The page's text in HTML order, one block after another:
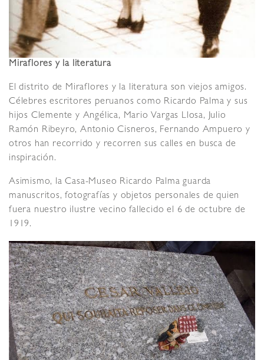
Miraflores y la literatura
El distrito de Miraflores y la literatura son viejos amigos.
Célebres escritores peruanos como Ricardo Palma y sus
hijos Clemente y Angélica, Mario Vargas Llosa, Julio
Ramón Ribeyro, Antonio Cisneros, Fernando Ampuero y
otros han recorrido y recorren sus calles en busca de
inspiración.
Asimismo, la Casa-Museo Ricardo Palma guarda
manuscritos, fotografías y objetos personales de quien
fuera nuestro ilustre vecino fallecido el 6 de octubre de
1919.